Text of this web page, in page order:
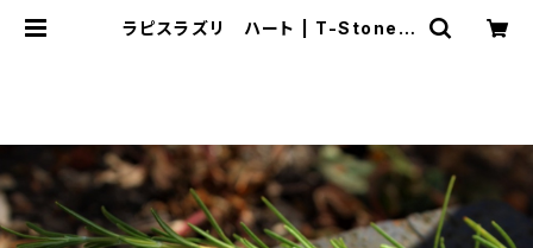
ラピスラズリ ハート | T-Stones